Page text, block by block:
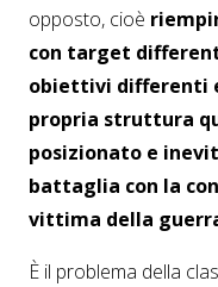
opposto, cioè
con target
obiettivi differenti
propria struttura
posizionato e
battaglia con la
vittima della
È il problema della